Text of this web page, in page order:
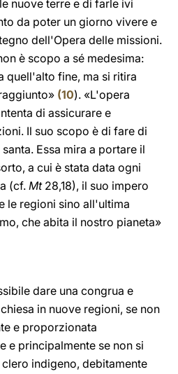
nuove terre e di farle ivi
da poter un giorno vivere e
dell'Opera delle missioni.
è scopo a sé medesima:
quell'alto fine, ma si ritira
(10). «L'opera
di assicurare e
Il suo scopo è di fare di
Essa mira a portare il
a cui è stata data ogni
(cf. Mt28,18), il suo impero
le regioni sino all'ultima
che abita il nostro pianeta»
dare una congrua e
in nuove regioni, se non
e proporzionata
e principalmente se non si
indigeno, debitamente